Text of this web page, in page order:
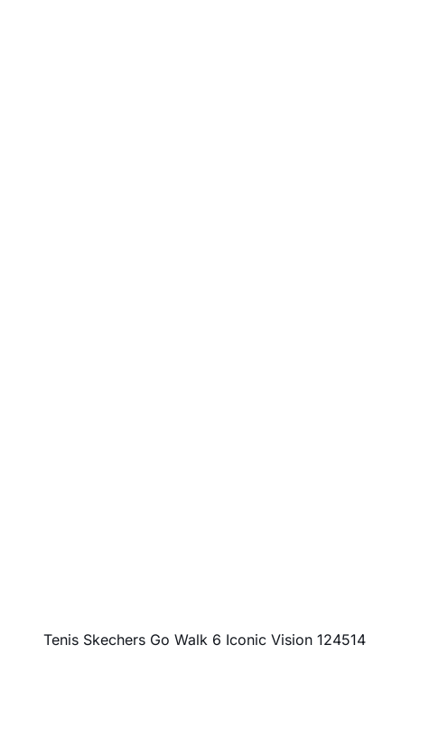
Tenis Skechers Go Walk 6 Iconic Vision 124514